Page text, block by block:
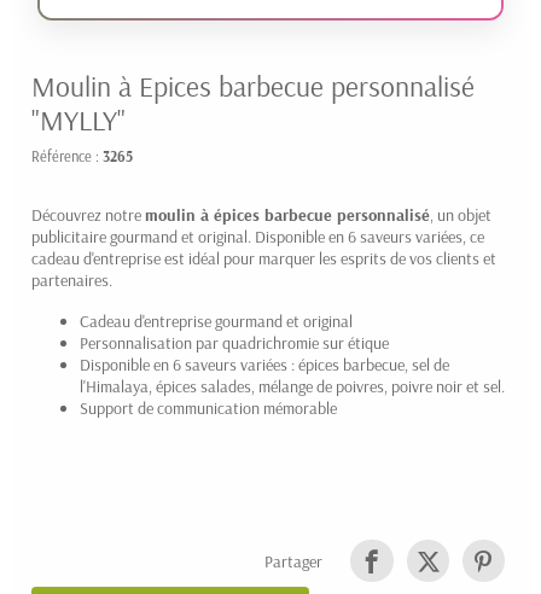
Moulin à Epices barbecue personnalisé
"MYLLY"
Référence : 3265
Découvrez notremoulin à épices barbecue personnalisé , un objet
publicitaire gourmand et original. Disponible en 6 saveurs variées, ce
cadeau d'entreprise est idéal pour marquer les esprits de vos clients et
partenaires.
Cadeau d'entreprise gourmand et original
Personnalisation par quadrichromie sur étique
Disponible en 6 saveurs variées : épices barbecue, sel de
l'Himalaya, épices salades, mélange de poivres, poivre noir et sel.
Support de communication mémorable
Partager